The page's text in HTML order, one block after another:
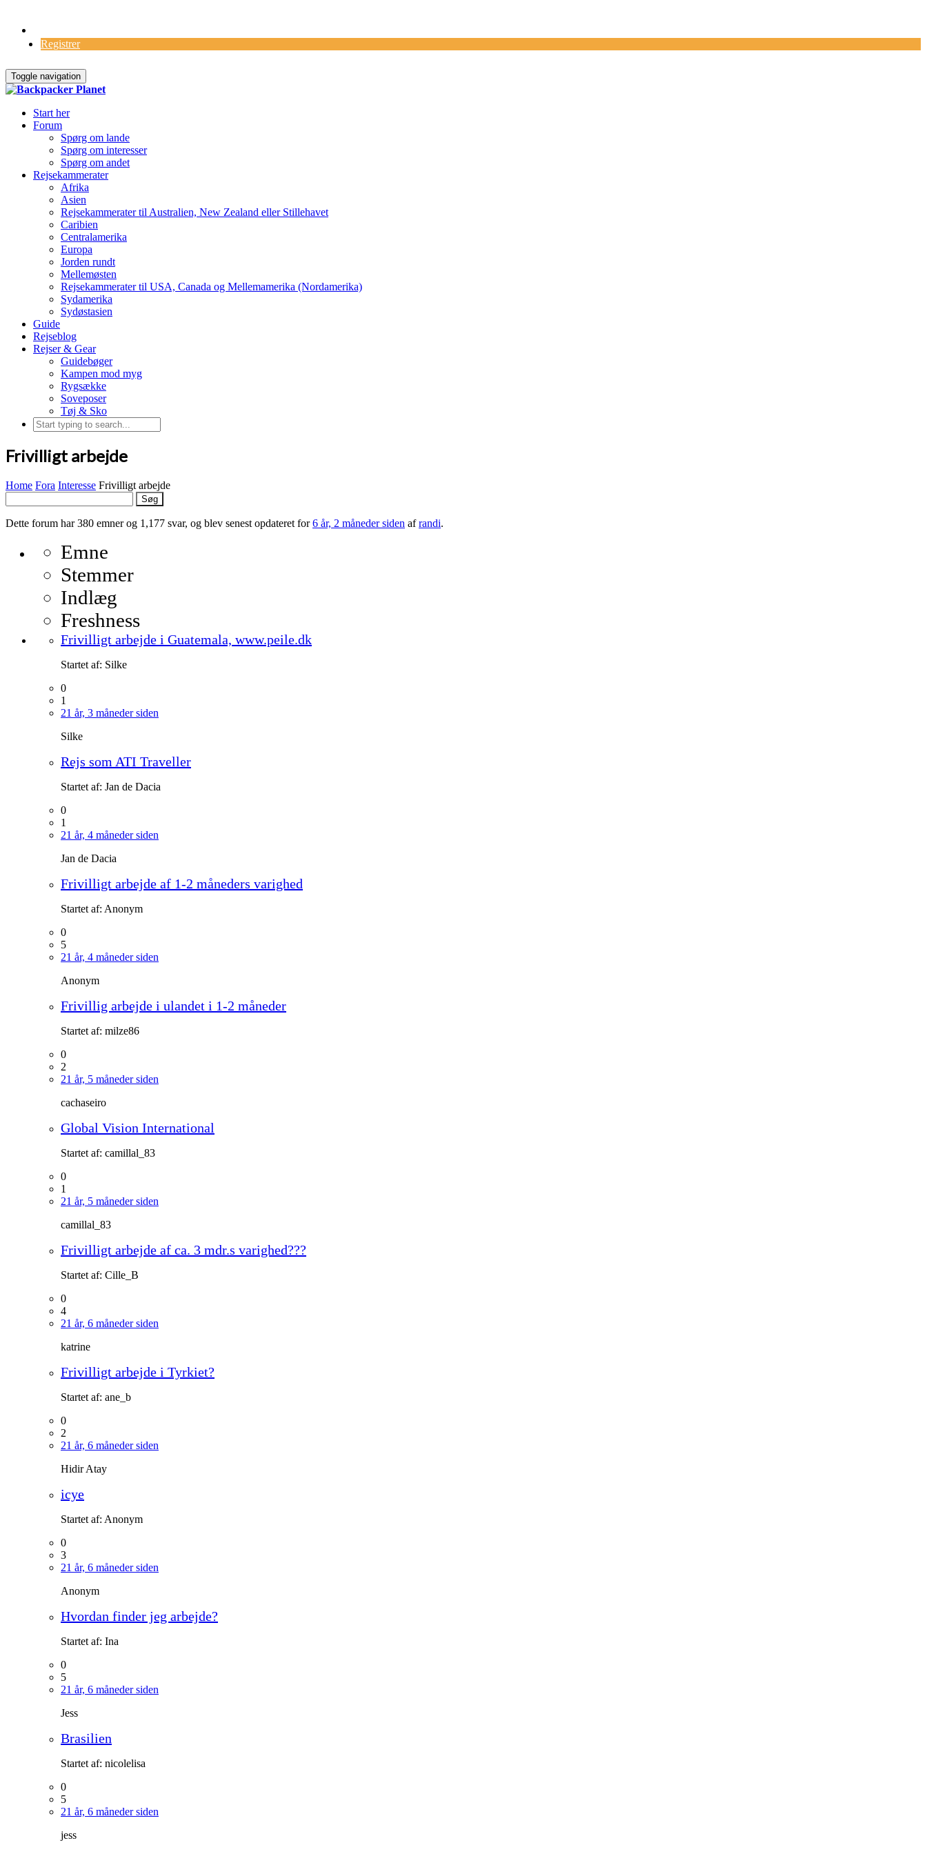
Registrer
Toggle navigation
Start her
Forum
Spørg om lande
Spørg om interesser
Spørg om andet
Rejsekammerater
Afrika
Asien
Rejsekammerater til Australien, New Zealand eller Stillehavet
Caribien
Centralamerika
Europa
Jorden rundt
Mellemøsten
Rejsekammerater til USA, Canada og Mellemamerika (Nordamerika)
Sydamerika
Sydøstasien
Guide
Rejseblog
Rejser & Gear
Guidebøger
Kampen mod myg
Rygsække
Soveposer
Tøj & Sko
Frivilligt arbejde
Home Fora Interesse Frivilligt arbejde
efter:
Dette forum har 380 emner og 1,177 svar, og blev senest opdateret for6 år, 2 måneder siden afrandi.
Emne
Stemmer
Indlæg
Freshness
Frivilligt arbejde i Guatemala, www.peile.dk
Startet af: Silke
0
1
21 år, 3 måneder siden
Silke
Rejs som ATI Traveller
Startet af: Jan de Dacia
0
1
21 år, 4 måneder siden
Jan de Dacia
Frivilligt arbejde af 1-2 måneders varighed
Startet af: Anonym
0
5
21 år, 4 måneder siden
Anonym
Frivillig arbejde i ulandet i 1-2 måneder
Startet af: milze86
0
2
21 år, 5 måneder siden
cachaseiro
Global Vision International
Startet af: camillal_83
0
1
21 år, 5 måneder siden
camillal_83
Frivilligt arbejde af ca. 3 mdr.s varighed???
Startet af: Cille_B
0
4
21 år, 6 måneder siden
katrine
Frivilligt arbejde i Tyrkiet?
Startet af: ane_b
0
2
21 år, 6 måneder siden
Hidir Atay
icye
Startet af: Anonym
0
3
21 år, 6 måneder siden
Anonym
Hvordan finder jeg arbejde?
Startet af: Ina
0
5
21 år, 6 måneder siden
Jess
Brasilien
Startet af: nicolelisa
0
5
21 år, 6 måneder siden
jess